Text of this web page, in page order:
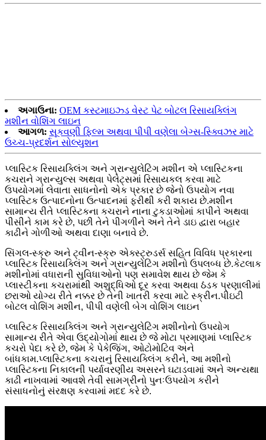
અગાઉના: OEM કસ્ટમાઇઝ્ડ વેસ્ટ પેટ બોટલ રિસાયક્લિંગ
મશીન વોશિંગ લાઇન
આગળ: સૂકવણી ફિલ્મ અથવા પીપી વણેલા બેગ્સ-સ્ક્વિઝર માટે
ઉચ્ચ-પ્રદર્શન સોલ્યુશન
પ્લાસ્ટિક રિસાયક્લિંગ અને ગ્રાન્યુલેટિંગ મશીન એ પ્લાસ્ટિકના
કચરાને ગ્રાન્યુલ્સ અથવા પેલેટ્સમાં રિસાયકલ કરવા માટે
ઉપયોગમાં લેવાતા સાધનોનો એક પ્રકાર છે જેનો ઉપયોગ નવા
પ્લાસ્ટિક ઉત્પાદનોના ઉત્પાદનમાં ફરીથી કરી શકાય છે.મશીન
સામાન્ય રીતે પ્લાસ્ટિકના કચરાને નાના ટુકડાઓમાં કાપીને અથવા
પીસીને કામ કરે છે, પછી તેને પીગળીને અને તેને ડાઇ દ્વારા બહાર
કાઢીને ગોળીઓ અથવા દાણા બનાવે છે.
સિંગલ-સ્ક્રુ અને ટ્વીન-સ્ક્રુ એક્સ્ટ્રુડર્સ સહિત વિવિધ પ્રકારના
પ્લાસ્ટિક રિસાયક્લિંગ અને ગ્રાન્યુલેટિંગ મશીનો ઉપલબ્ધ છે.કેટલાક
મશીનોમાં વધારાની સુવિધાઓનો પણ સમાવેશ થાય છે જેમ કે
પ્લાસ્ટીકના કચરામાંથી અશુદ્ધિઓ દૂર કરવા અથવા ઠંડક પ્રણાલીમાં
છરાઓ યોગ્ય રીતે નક્કર છે તેની ખાતરી કરવા માટે સ્ક્રીન.પીઇટી
બોટલ વોશિંગ મશીન, પીપી વણેલી બેગ વોશિંગ લાઇન
પ્લાસ્ટિક રિસાયક્લિંગ અને ગ્રાન્યુલેટિંગ મશીનોનો ઉપયોગ
સામાન્ય રીતે એવા ઉદ્યોગોમાં થાય છે જે મોટા પ્રમાણમાં પ્લાસ્ટિક
કચરો પેદા કરે છે, જેમ કે પેકેજિંગ, ઓટોમોટિવ અને
બાંધકામ.પ્લાસ્ટિકના કચરાનું રિસાયક્લિંગ કરીને, આ મશીનો
પ્લાસ્ટિકના નિકાલની પર્યાવરણીય અસરને ઘટાડવામાં અને અન્યથા
કાઢી નાખવામાં આવશે તેવી સામગ્રીનો પુનઃઉપયોગ કરીને
સંસાધનોનું સંરક્ષણ કરવામાં મદદ કરે છે.